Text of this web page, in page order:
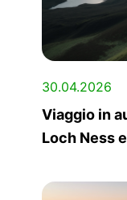
30.04.2026
Viaggio in
Loch Ness